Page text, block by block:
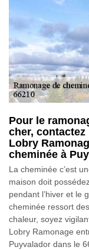
Pour le
cher,
Lobry
cheminée à
La cheminée c’est
maison doit
pendant l’hiver et le
cheminée ressort
chaleur, soyez
Lobry Ramonage
Puyvalador dans le